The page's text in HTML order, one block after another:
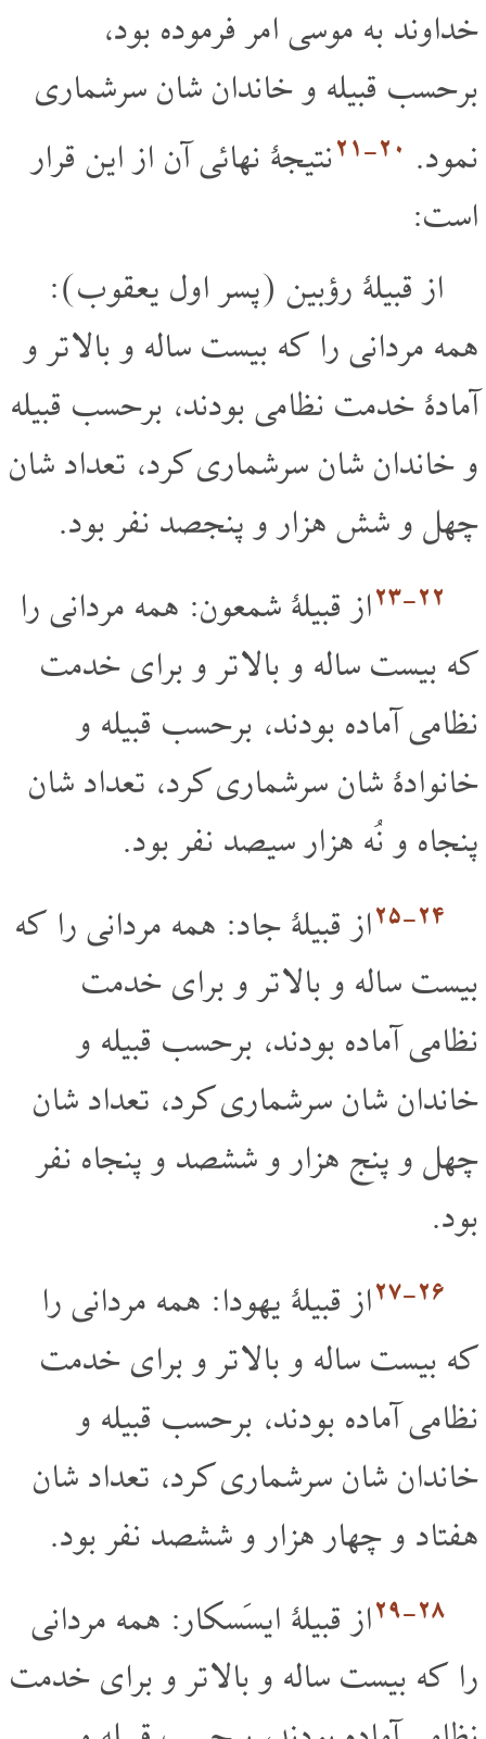
خداوند به موسی امر فرموده بود،
برحسب قبیله و خاندان شان سرشماری
نمود. ۲۰‏-۲۱
نتیجۀ نهائی آن از این قرار
است:
از قبیلۀ رؤبین (پسر اول یعقوب):
همه مردانی را که بیست ساله و بالا تر و
آمادۀ خدمت نظامی بودند، برحسب قبیله
و خاندان شان سرشماری کرد، تعداد شان
چهل و شش هزار و پنجصد نفر بود.
۲۲‏-۲۳
از قبیلۀ شمعون: همه مردانی را
که بیست ساله و بالا تر و برای خدمت
نظامی آماده بودند، برحسب قبیله و
خانوادۀ شان سرشماری کرد، تعداد شان
پنجاه و نُه هزار سیصد نفر بود.
۲۴‏-۲۵
از قبیلۀ جاد: همه مردانی را که
بیست ساله و بالا تر و برای خدمت
نظامی آماده بودند، برحسب قبیله و
خاندان شان سرشماری کرد، تعداد شان
چهل و پنج هزار و ششصد و پنجاه نفر
بود.
۲۶‏-۲۷
از قبیلۀ یهودا: همه مردانی را
که بیست ساله و بالا تر و برای خدمت
نظامی آماده بودند، برحسب قبیله و
خاندان شان سرشماری کرد، تعداد شان
هفتاد و چهار هزار و ششصد نفر بود.
۲۸‏-۲۹
از قبیلۀ ایسَسکار: همه مردانی
را که بیست ساله و بالا تر و برای خدمت